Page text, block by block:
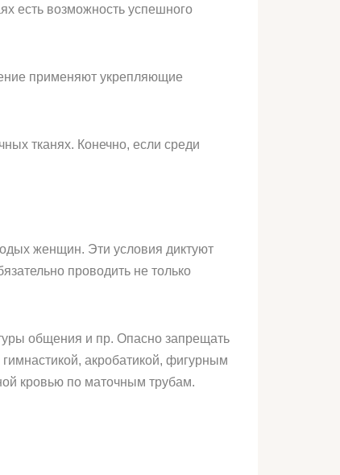
есть возможность успешного
применяют укрепляющие
тканях. Конечно, если среди
женщин. Эти условия диктуют
проводить не только
общения и пр. Опасно запрещать
акробатикой, фигурным
кровью по маточным трубам.